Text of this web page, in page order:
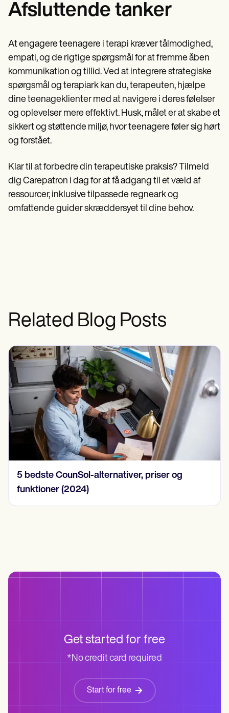
Afsluttende tanker
At engagere teenagere i terapi kræver tålmodighed,
empati, og de rigtige spørgsmål for at fremme åben
kommunikation og tillid. Ved at integrere strategiske
spørgsmål og terapiark kan du, terapeuten, hjælpe
dine teenageklienter med at navigere i deres følelser
og oplevelser mere effektivt. Husk, målet er at skabe et
sikkert og støttende miljø, hvor teenagere føler sig hørt
og forstået.
Klar til at forbedre din terapeutiske praksis? Tilmeld
dig Carepatron i dag for at få adgang til et væld af
ressourcer, inklusive tilpassede regneark og
omfattende guider skræddersyet til dine behov.
Related Blog Posts
15 SOAP-notesempler i 2024
Get started for free
*No credit card required
Start for free